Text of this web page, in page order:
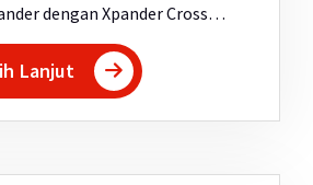
dengan Xpander Cross…
Lanjut